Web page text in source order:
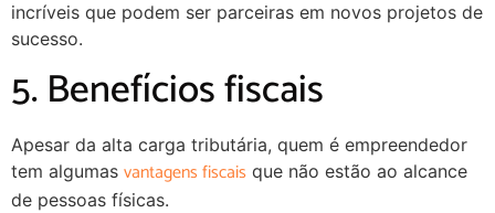
incríveis que podem ser parceiras em novos projetos de
sucesso.
5. Benefícios fiscais
Apesar da alta carga tributária, quem é empreendedor
tem algumas vantagens fiscais que não estão ao alcance
de pessoas físicas.